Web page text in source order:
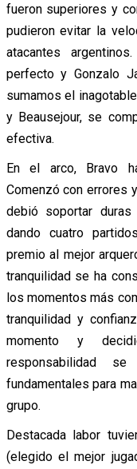
fueron superiores y
pudieron evitar la
atacantes
perfecto y Gonzalo
sumamos el
y Beausejour, se
efectiva.
En el arco, Bravo
Comenzó con errores
debió soportar
dando cuatro
premio al mejor
tranquilidad se ha
los momentos más
tranquilidad y
momento y
responsabilidad
fundamentales para
grupo.
Destacada labor
(elegido el mejor